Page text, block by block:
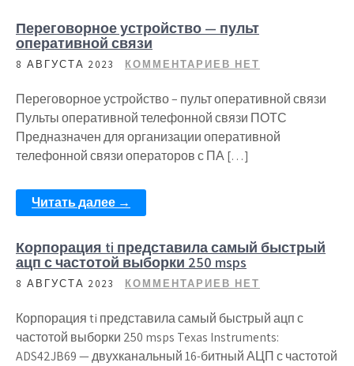
Переговорное устройство — пульт
оперативной связи
8 АВГУСТА 2023 КОММЕНТАРИЕВ НЕТ
Переговорное устройство – пульт оперативной связи
Пульты оперативной телефонной связи ПОТС
Предназначен для организации оперативной
телефонной связи операторов с ПА […]
Читать далее →
Корпорация ti представила самый быстрый
ацп с частотой выборки 250 msps
8 АВГУСТА 2023 КОММЕНТАРИЕВ НЕТ
Корпорация ti представила самый быстрый ацп с
частотой выборки 250 msps Texas Instruments:
ADS42JB69 — двухканальный 16-битный АЦП с частотой